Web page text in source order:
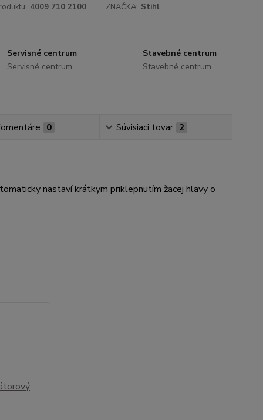
4009 710 2100 ZNAČKA: Stihl
Servisné centrum
Servisné centrum
Stavebné centrum
Stavebné centrum
0 Súvisiaci tovar 2
nastaví krátkym priklepnutím žacej hlavy o